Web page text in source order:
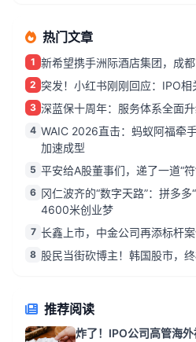
热门文章
1 新希望携手洲际酒店集团，成
2 突发！小红书刚刚回应：IPO相
3 深蓝保十周年：服务体系全面
4 WAIC 2026直击：蚂蚁阿福牵
加速成型
5 平安给A股董事们，递了一道“符
6 冈仁波齐的“数字天路”：拼多
4600米创业梦
7 长鑫上市，中金公司再添标杆
8 股民当街砍博主！韩国股市，
推荐阅读
炸了！IPO公司高管海